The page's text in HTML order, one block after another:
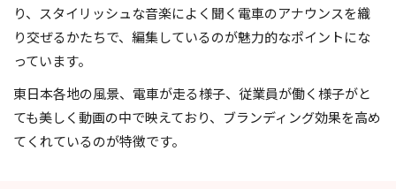
り、スタイリッシュな音楽によく聞く電車のアナウンスを織
り交ぜるかたちで、編集しているのが魅力的なポイントにな
っています。
東日本各地の風景、電車が走る様子、従業員が働く様子がと
ても美しく動画の中で映えており、ブランディング効果を高め
てくれているのが特徴です。